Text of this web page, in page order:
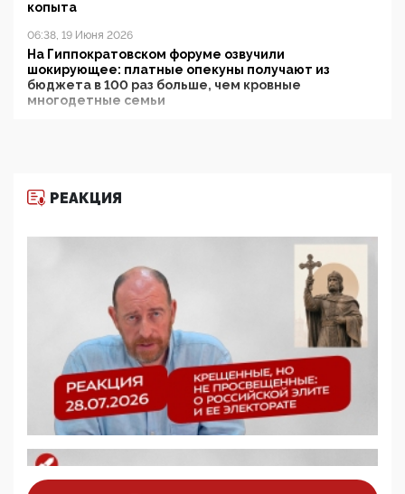
копыта
06:38, 19 Июня 2026
На Гиппократовском форуме озвучили
шокирующее: платные опекуны получают из
бюджета в 100 раз больше, чем кровные
многодетные семьи
11:53, 09 Июня 2026
деятельность ИИТО ЮНЕСКО в России, но
цифроглобалисты продолжают определять
повестку в образовании
09:43, 01 Июня 2026
5G за счет здоровья граждан: Минцифры намерено
отобрать у регионов и муниципалитетов право
защищать жилые дома и социальные объекты от
05:58, 26 Мая 2026
Роскомнадзор освободили от борца с
деструктивным и опасным контентом
07:39, 25 Мая 2026
ценностей: «Новые люди» поднимают электорат
РЕАКЦИЯ